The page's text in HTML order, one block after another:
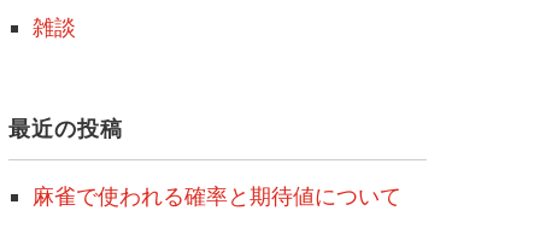
雑談
最近の投稿
麻雀で使われる確率と期待値について